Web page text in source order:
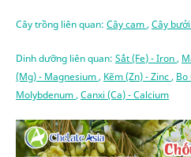
Cây trồng liên quan: Cây cam, Cây bưởi
Dinh dưỡng liên quan: Sắt (Fe) - Iron,
(Mg) - Magnesium, Kẽm (Zn) - Zinc, Bo
Molybdenum, Canxi (Ca) - Calcium